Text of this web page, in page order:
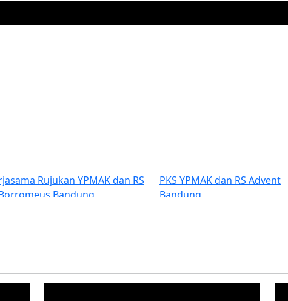
PKS YPMAK dan RS Advent
Bandung
Pelatihan Guru-guru dari
di SATP